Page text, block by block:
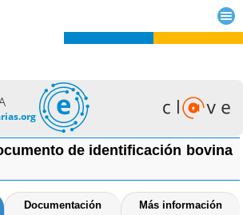
de identificación bovina
Documentación Más información